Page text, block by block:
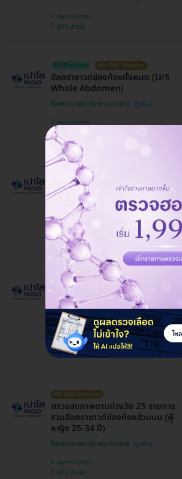
สมุทรปราการ
BTS ปากน้ำ
มี HDreview ฟรี! Gift Voucher
อัลตราซาวด์ช่องท้องทั้งหมด (U/S
Whole Abdomen)
โรงพยาบาลเปาโล พระประแดง
สมุทรปราการ
BTS ปากน้ำ
ฟรี! Gift Voucher
ตรวจสุขภาพตามช่วงวัย 38 รายการ
รวมตรวจ EST (ผู้หญิง 60 ปีขึ้นไป)
โรงพยาบาลเปาโล พระประแดง
สมุทรปราการ
BTS ปากน้ำ
ฟรี! Gift Voucher
ตรวจสุขภาพตามช่วงวัย 29 รายการ
รวมอัลตราซาวด์ช่องท้องส่วนบน (ผู้ชาย
35-49 ปี)
โรงพยาบาลเปาโล พระประแดง
สมุทรปราการ
BTS ปากน้ำ
ฟรี! Gift Voucher
ตรวจสุขภาพตามช่วงวัย 25 รายการ
รวมอัลตราซาวด์ช่องท้องส่วนบน (ผู้
หญิง 25-34 ปี)
โรงพยาบาลเปาโล พระประแดง
สมุทรปราการ
BTS ปากน้ำ